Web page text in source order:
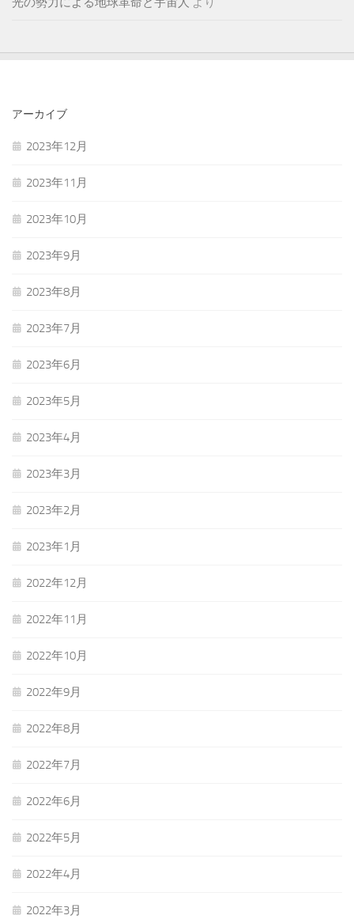
アーカイブ
2023年12月
2023年11月
2023年10月
2023年9月
2023年8月
2023年7月
2023年6月
2023年5月
2023年4月
2023年3月
2023年2月
2023年1月
2022年12月
2022年11月
2022年10月
2022年9月
2022年8月
2022年7月
2022年6月
2022年5月
2022年4月
2022年3月